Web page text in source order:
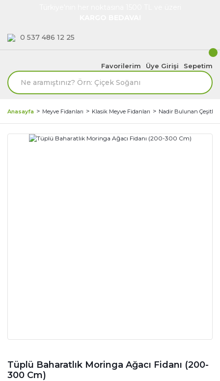
0 537 486 12 25
Favorilerim Üye Girişi Sepetim
Anasayfa Meyve Fidanları Klasik Meyve Fidanları Nadir Bulunan Çeşitler
Tüplü Baharatlık Moringa Ağacı Fidanı (200-
300 Cm)